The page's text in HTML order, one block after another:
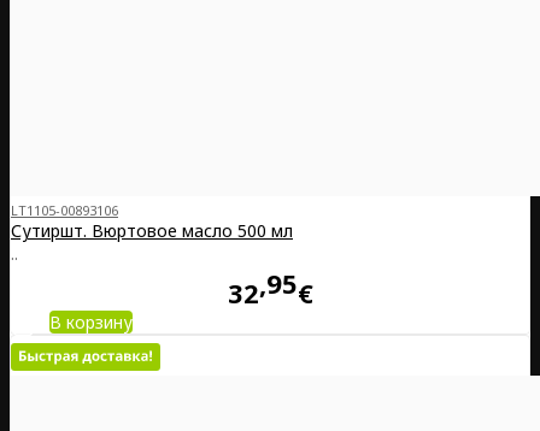
LT1105-00893106
Сутиршт. Вюртовое масло 500 мл
..
32 95€
В корзину